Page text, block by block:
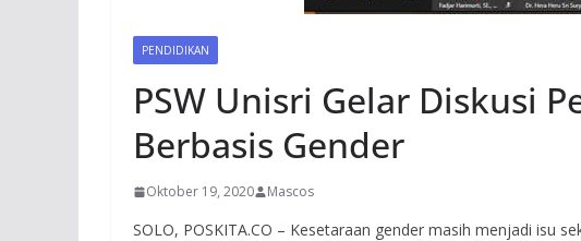
PENDIDIKAN
PSW Unisri Gelar Diskusi
Berbasis Gender
Oktober 19, 2020 Mascos
SOLO, POSKITA.CO – Kesetaraan gender masih menjadi isu